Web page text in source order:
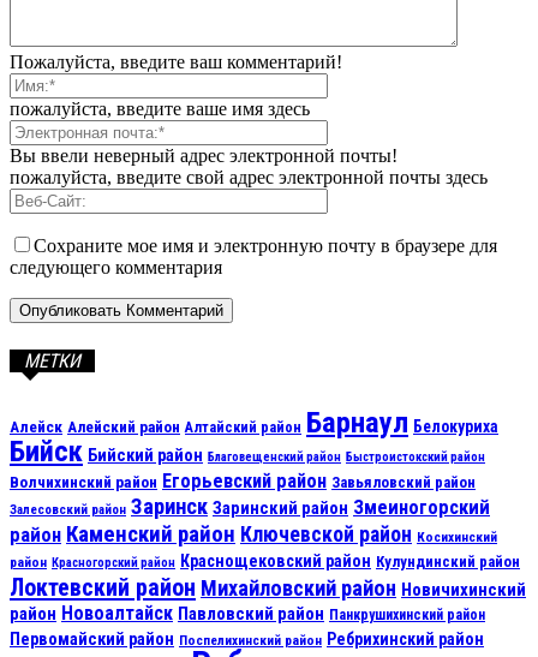
Пожалуйста, введите ваш комментарий!
пожалуйста, введите ваше имя здесь
Вы ввели неверный адрес электронной почты!
пожалуйста, введите свой адрес электронной почты здесь
Сохраните мое имя и электронную почту в браузере для
следующего комментария
МЕТКИ
Алейск Алейский район Алтайский район Барнаул Белокуриха
Бийск Бийский район Благовещенский район Быстроистокский район
Волчихинский район Егорьевский район Завьяловский район
Залесовский район Заринск Заринский район Змеиногорский
район Каменский район Ключевской район Косихинский
район Красногорский район Краснощековский район Кулундинский район
Локтевский район Михайловский район Новичихинский
район Новоалтайск Павловский район Панкрушихинский район
Первомайский район Поспелихинский район Ребрихинский район